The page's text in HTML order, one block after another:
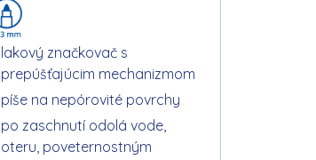
lakový značkovač s
prepúšťajúcim mechanizmom
píše na nepórovité povrchy
po zaschnutí odolá vode,
oteru, poveternostným